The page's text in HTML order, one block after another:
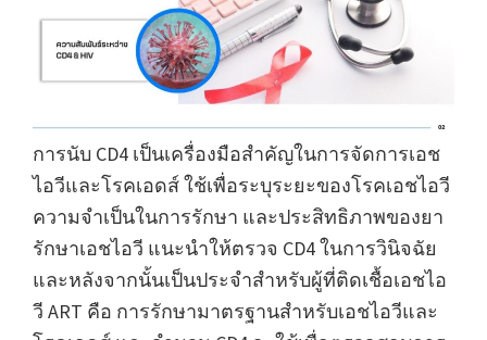
การนับ CD4 เป็นเครื่องมือสำคัญในการจัดการเอช
ไอวีและโรคเอดส์ ใช้เพื่อระบุระยะของโรคเอชไอวี
ความจำเป็นในการรักษา และประสิทธิภาพของยา
รักษาเอชไอวี แนะนำให้ตรวจ CD4 ในการวินิจฉัย
และหลังจากนั้นเป็นประจำสำหรับผู้ที่ติดเชื้อเอชไอ
วี ART คือ การรักษามาตรฐานสำหรับเอชไอวีและ